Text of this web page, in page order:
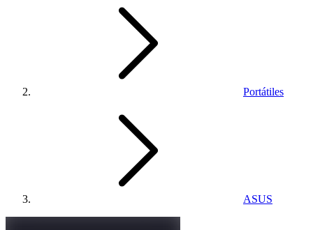
Portátiles
ASUS